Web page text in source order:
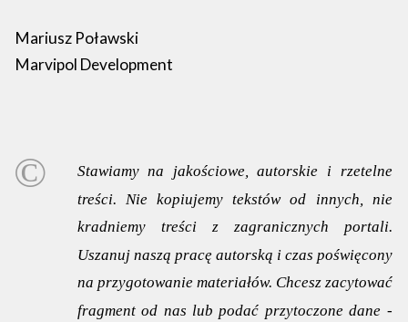
Mariusz Poławski
Marvipol Development
Stawiamy na jakościowe, autorskie i rzetelne
treści. Nie kopiujemy tekstów od innych, nie
kradniemy treści z zagranicznych portali.
Uszanuj naszą pracę autorską i czas poświęcony
na przygotowanie materiałów. Chcesz zacytować
fragment od nas lub podać przytoczone dane -